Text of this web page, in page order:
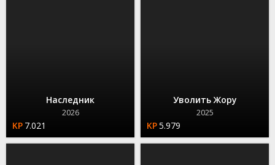
Наследник
2026
7.021
Уволить Жору
2025
5.979